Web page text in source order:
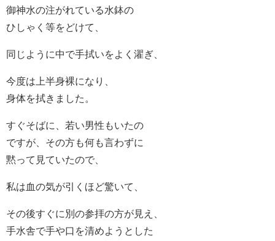
御神水の注がれている水鉢の
ひしゃく等をどけて、
同じように中で手拭いをよく濯ぎ、
今度は上半身裸になり、
身体を拭きました。
すぐそばに、若い男性もいたの
ですが、その方も何も言わずに
黙って見ていたので、
私は血の気が引くほど驚いて、
その後すぐに別の参拝の方が見え、
手水舎で手や口を清めようとした